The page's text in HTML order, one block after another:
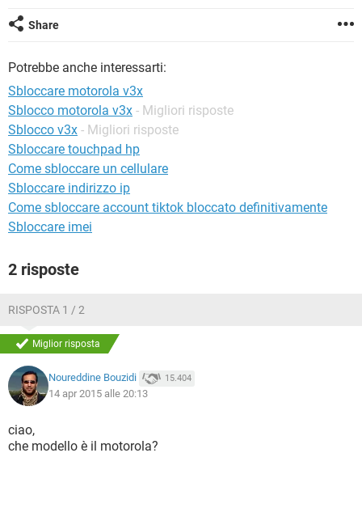
Share
Potrebbe anche interessarti:
Sbloccare motorola v3x
Sblocco motorola v3x - Migliori risposte
Sblocco v3x - Migliori risposte
Sbloccare touchpad hp
Come sbloccare un cellulare
Sbloccare indirizzo ip
Come sbloccare account tiktok bloccato definitivamente
Sbloccare imei
2 risposte
RISPOSTA 1 / 2
Miglior risposta
Noureddine Bouzidi 15.404
14 apr 2015 alle 20:13
ciao,
che modello è il motorola?